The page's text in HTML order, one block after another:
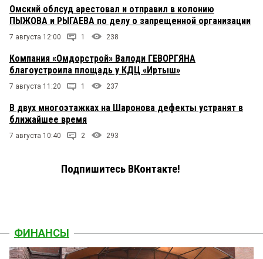
Омский облсуд арестовал и отправил в колонию
ПЫЖОВА и РЫГАЕВА по делу о запрещенной организации
7 августа 12:00 1 238
Компания «Омдорстрой» Валоди ГЕВОРГЯНА
благоустроила площадь у КДЦ «Иртыш»
7 августа 11:20 1 237
В двух многоэтажках на Шаронова дефекты устранят в
ближайшее время
7 августа 10:40 2 293
Подпишитесь ВКонтакте!
ФИНАНСЫ